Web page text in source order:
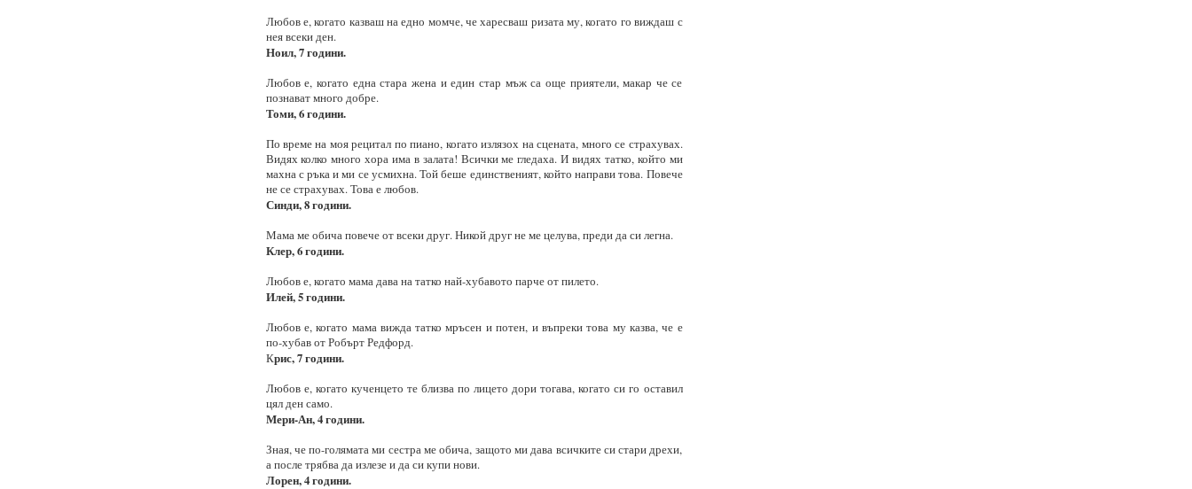
Любов е, когато казваш на едно момче, че харесваш ризата му, когато го виждаш с
нея всеки ден.
Ноил, 7 години.
Любов е, когато една стара жена и един стар мъж са още приятели, макар че се
познават много добре.
Томи, 6 години.
По време на моя рецитал по пиано, когато излязох на сцената, много се страхувах.
Видях колко много хора има в залата! Всички ме гледаха. И видях татко, който ми
махна с ръка и ми се усмихна. Той беше единственият, който направи това. Повече
не се страхувах. Това е любов.
Синди, 8 години.
Мама ме обича повече от всеки друг. Никой друг не ме целува, преди да си легна.
Клер, 6 години.
Любов е, когато мама дава на татко най-хубавото парче от пилето.
Илей, 5 години.
Любов е, когато мама вижда татко мръсен и потен, и въпреки това му казва, че е
по-хубав от Робърт Редфорд.
Крис, 7 години.
Любов е, когато кученцето те близва по лицето дори тогава, когато си го оставил
цял ден само.
Мери-Ан, 4 години.
Зная, че по-голямата ми сестра ме обича, защото ми дава всичките си стари дрехи,
а после трябва да излезе и да си купи нови.
Лорен, 4 години.